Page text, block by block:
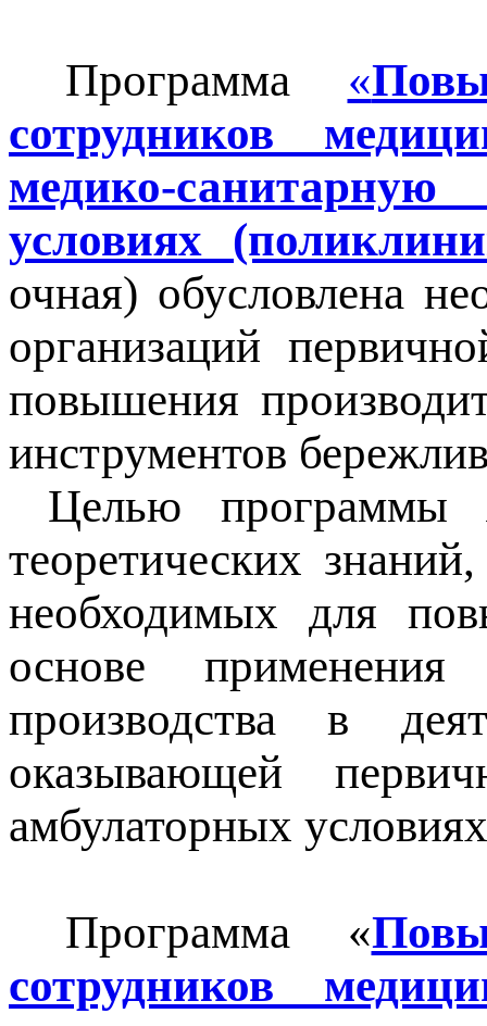
Программа «
сотрудников
медико-
условиях
очная) обусловлена
организаций
повышения
инструментов
Целью программы
теоретических
необходимых для
основе
производства в
оказывающей
амбулаторных
Программа «
сотрудников